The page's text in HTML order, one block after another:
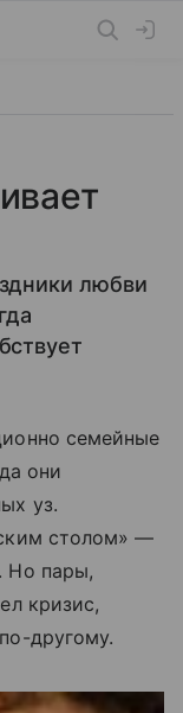
любви
семейные
они
уз.
столом» —
Но пары,
кризис,
другому.